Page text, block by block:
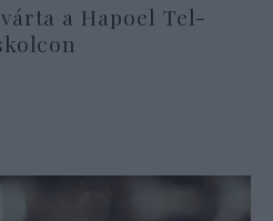
a Hapoel Tel-